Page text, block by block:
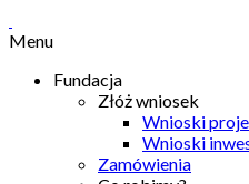
Menu
Fundacja
Złóż wniosek
Wnioski
Wnioski
Zamówienia